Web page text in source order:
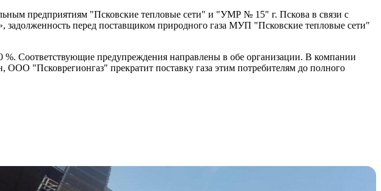
предприятиям "Псковские тепловые сети" и "УМР № 15" г. Пскова в связи с
перед поставщиком природного газа МУП "Псковские тепловые сети"
%. Соответствующие предупреждения направлены в обе организации. В компании
ООО "Псковрегионгаз" прекратит поставку газа этим потребителям до полного